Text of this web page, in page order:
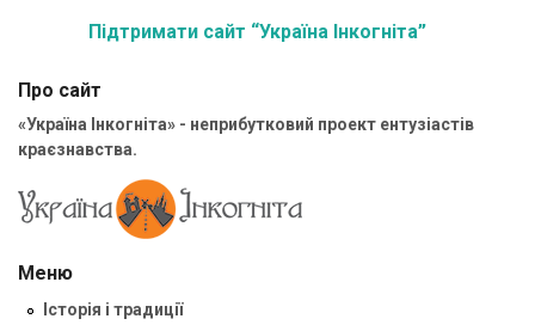
Підтримати сайт “Україна Інкогніта”
Про сайт
«Україна Інкогніта» - неприбутковий проект ентузіастів
краєзнавства.
Меню
Історія і традиції